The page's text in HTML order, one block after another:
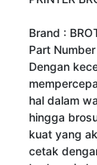
Brand :
Part
Dengan
hal dalam
hingga
kuat yang
cetak